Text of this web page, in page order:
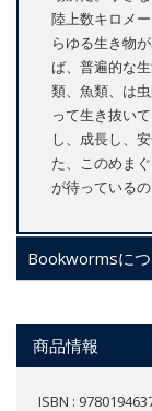
陸上数キロメ
らゆる生き物
ば、普遍的な
類、魚類、は
って生き抜い
し、成長し、
た、このめま
が待っているの
Bookwormsに
商品情報
ISBN :